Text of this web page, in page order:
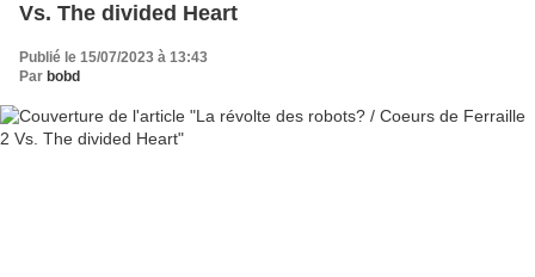
Vs. The divided Heart
Publié le 15/07/2023 à 13:43
Par bobd